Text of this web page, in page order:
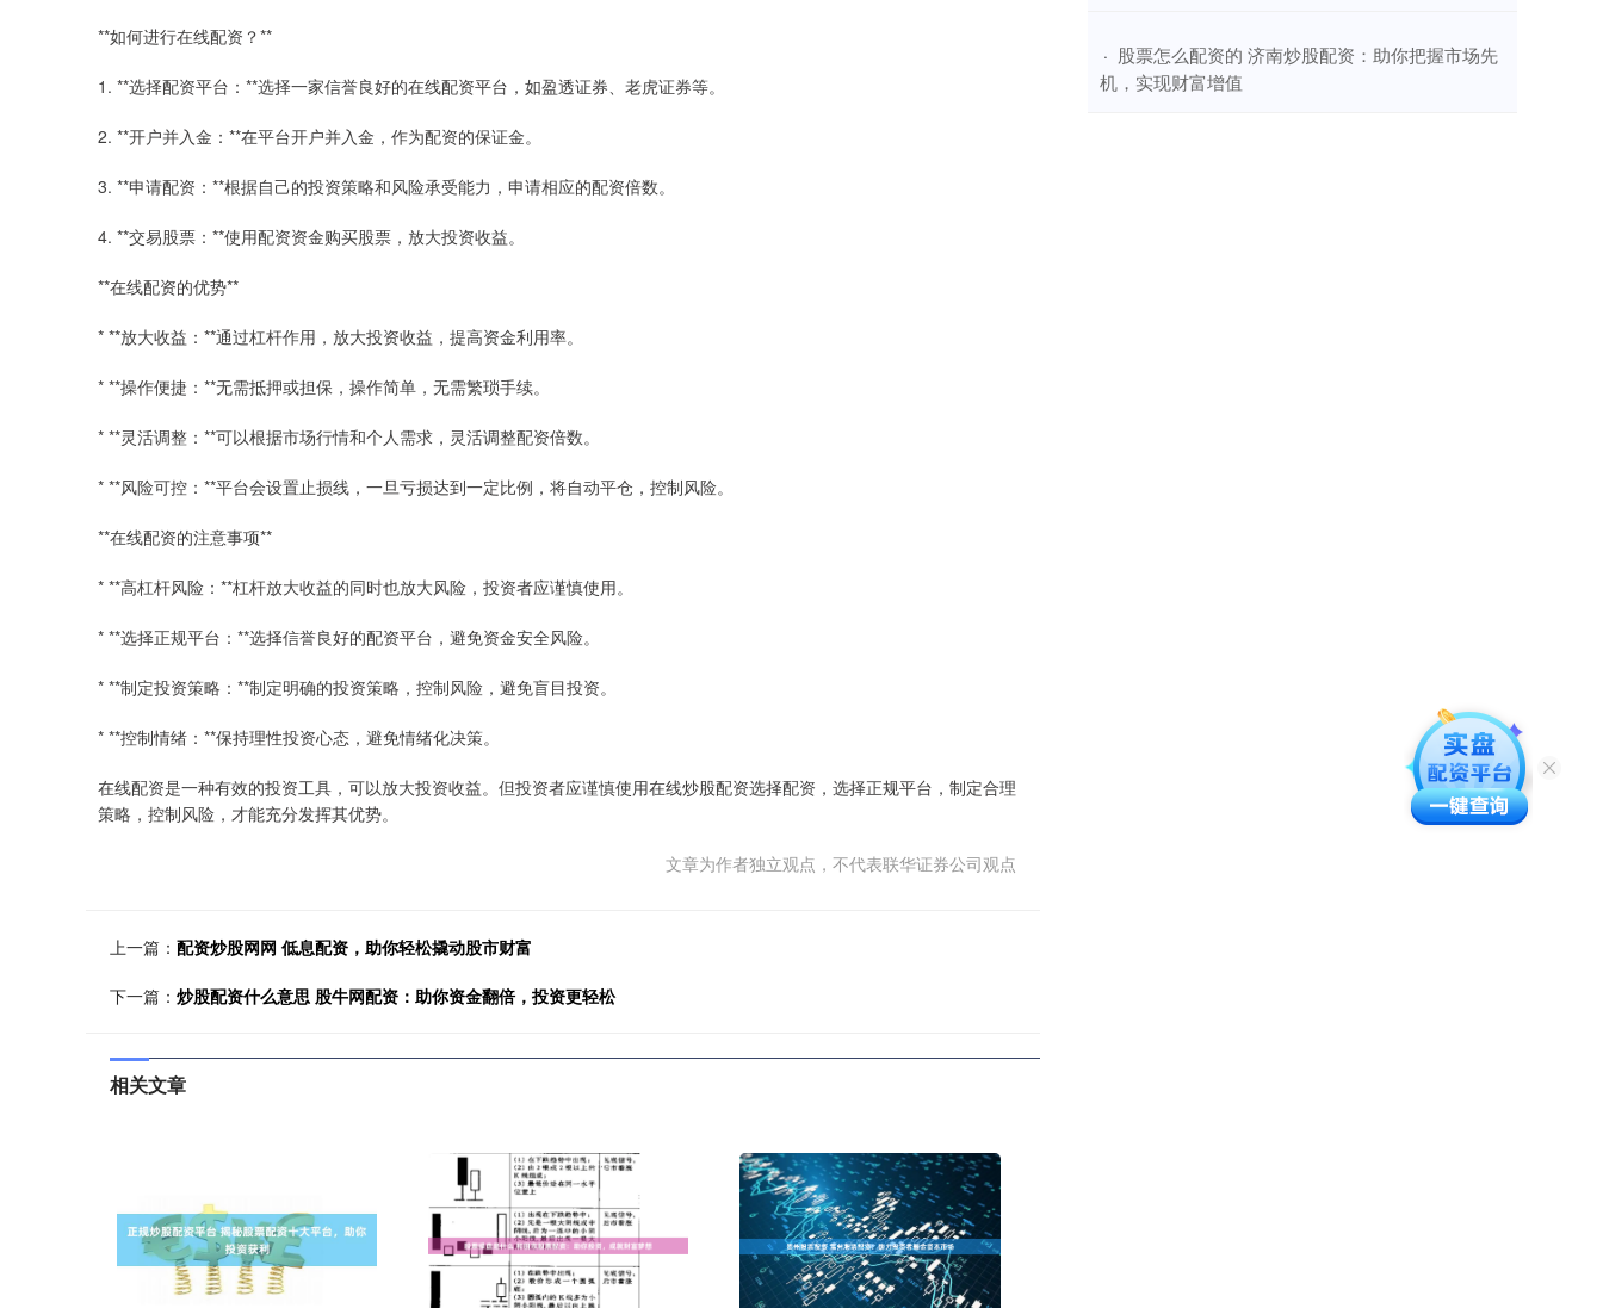
**如何进行在线配资？**
1. **选择配资平台：**选择一家信誉良好的在线配资平台，如盈透证券、老虎证券等。
2. **开户并入金：**在平台开户并入金，作为配资的保证金。
3. **申请配资：**根据自己的投资策略和风险承受能力，申请相应的配资倍数。
4. **交易股票：**使用配资资金购买股票，放大投资收益。
**在线配资的优势**
* **放大收益：**通过杠杆作用，放大投资收益，提高资金利用率。
* **操作便捷：**无需抵押或担保，操作简单，无需繁琐手续。
* **灵活调整：**可以根据市场行情和个人需求，灵活调整配资倍数。
* **风险可控：**平台会设置止损线，一旦亏损达到一定比例，将自动平仓，控制风险。
**在线配资的注意事项**
* **高杠杆风险：**杠杆放大收益的同时也放大风险，投资者应谨慎使用。
* **选择正规平台：**选择信誉良好的配资平台，避免资金安全风险。
* **制定投资策略：**制定明确的投资策略，控制风险，避免盲目投资。
* **控制情绪：**保持理性投资心态，避免情绪化决策。
在线配资是一种有效的投资工具，可以放大投资收益。但投资者应谨慎使用在线炒股配资选择配资，选择正规平台，制定合理
策略，控制风险，才能充分发挥其优势。
文章为作者独立观点，不代表联华证券公司观点
上一篇： 配资炒股网网 低息配资，助你轻松撬动股市财富
下一篇： 炒股配资什么意思 股牛网配资：助你资金翻倍，投资更轻松
相关文章
· ​股票怎么配资的 济南炒股配资：助你把握市场先
机，实现财富增值